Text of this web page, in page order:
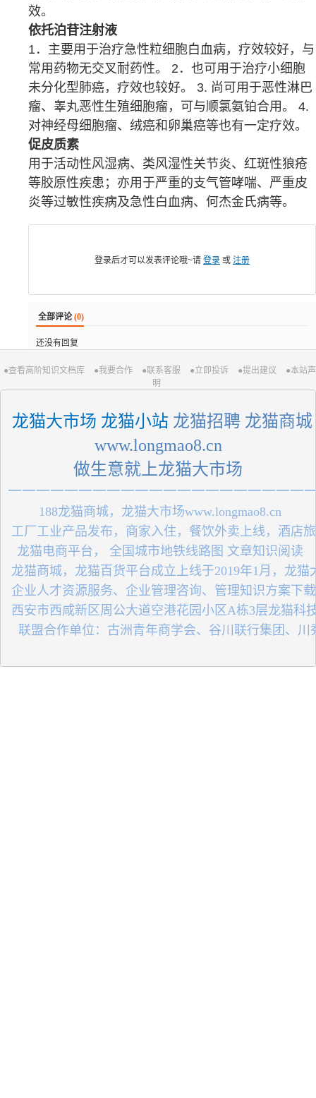
效。
依托泊苷注射液
1．主要用于治疗急性粒细胞白血病，疗效较好，与
常用药物无交叉耐药性。 2．也可用于治疗小细胞
未分化型肺癌，疗效也较好。 3. 尚可用于恶性淋巴
瘤、 睾丸恶性生殖细胞瘤，可与顺氯氨铂合用。 4.
对神经母细胞瘤、 绒癌和 卵巢癌等也有一定疗效。
促皮质素
用于活动性风湿病、 类风湿性关节炎、红斑性狼疮
等胶原性疾患；亦用于严重的支气管哮喘、严重皮
炎等过敏性疾病及急性白血病、 何杰金氏病等。
登录后才可以发表评论哦~请 登录 或 注册
全部评论(0)
还没有回复
●查看高阶知识文档库 ●我要合作 ●联系客服 ●立即投诉 ●提出建议
●本站声
明
龙猫大市场 龙猫小站 龙猫招聘 龙猫商城
www.longmao8.cn
做生意就上龙猫大市场
一一一一一一一一一一一一一一一一一一一一一
188龙猫商城，龙猫大市场www.longmao8.cn
工厂工业产品发布，商家入住，餐饮外卖上线，酒店
龙猫电商平台， 全国城市地铁线路图 文章知识阅读
龙猫商城，龙猫百货平台成立上线于2019年1月，龙
企业人才资源服务、企业管理咨询、管理知识方案下
西安市西咸新区周公大道空港花园小区A栋3层龙猫科
联盟合作单位：古洲青年商学会、谷川联行集团、川